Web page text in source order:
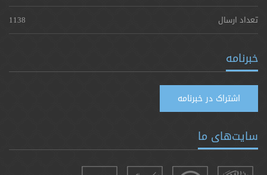
تعداد ارسال
1138
خبرنامه
اشتراک در خبرنامه
سایت‌های ما